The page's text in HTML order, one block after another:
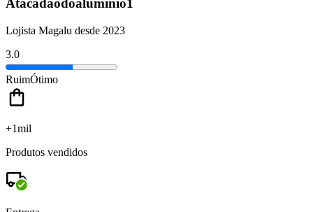
Atacadaodoaluminio1
Lojista Magalu desde 2023
3.0
RuimÓtimo
+1mil
Produtos vendidos